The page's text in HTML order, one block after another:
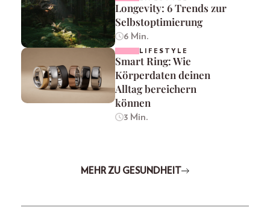
Longevity: 6 Trends zur
Selbstoptimierung
6 Min.
LIFESTYLE
Smart Ring: Wie
Körperdaten deinen
Alltag bereichern
können
3 Min.
MEHR ZU GESUNDHEIT